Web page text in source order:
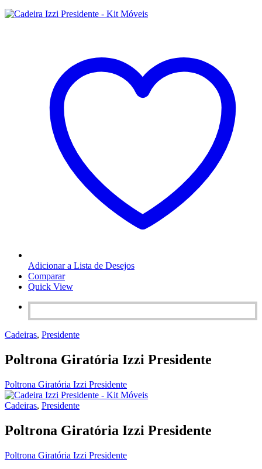
Adicionar a Lista de Desejos
Comparar
Quick View
Cadeiras, Presidente
Poltrona Giratória Izzi Presidente
Poltrona Giratória Izzi Presidente
Cadeiras, Presidente
Poltrona Giratória Izzi Presidente
Poltrona Giratória Izzi Presidente